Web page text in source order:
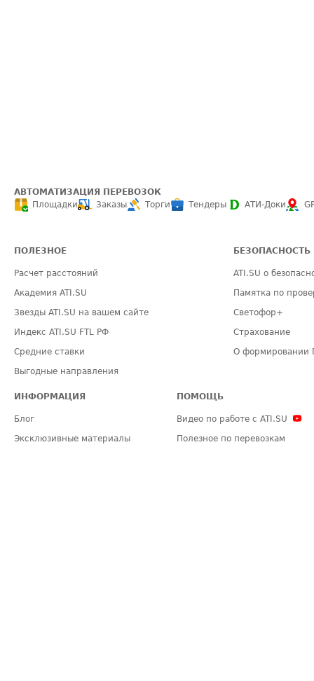
АВТОМАТИЗАЦИЯ ПЕРЕВОЗОК
Площадки
Заказы Торги Тендеры АТИ-Доки
ПОЛЕЗНОЕ
Расчет расстояний
Академия ATI.SU
Звезды ATI.SU на вашем сайте
Индекс ATI.SU FTL РФ
Средние ставки
Выгодные направления
БЕЗОПАСНОСТЬ
ATI.SU о
Памятка по
Светофор+
Страхование
О формировании
ИНФОРМАЦИЯ
Блог
Эксклюзивные материалы
ПОМОЩЬ
Видео по работе с ATI.SU
Полезное по перевозкам